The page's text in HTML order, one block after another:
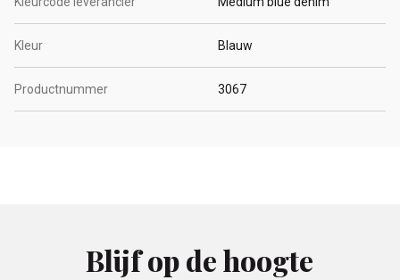
Kleur Blauw
Productnummer 3067
Blijf op de hoogte